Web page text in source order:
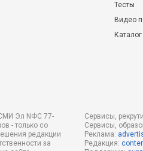
Тесты
Видео
СМИ Эл NФС 77-
- только со
редакции
за
Сервисы,
Сервисы,
Реклама:
Редакция: